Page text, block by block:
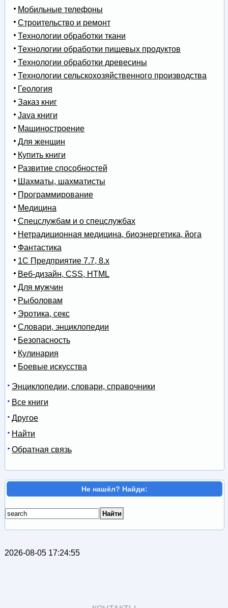
Мобильные телефоны
Строительство и ремонт
Технологии обработки ткани
Технологии обработки пищевых продуктов
Технологии обработки древесины
Технологии сельскохозяйственного производства
Геология
Заказ книг
Java книги
Машиностроение
Для женщин
Купить книги
Развитие способностей
Шахматы, шахматисты
Программирование
Медицина
Спецслужбам и о спецслужбах
Нетрадиционная медицина, биоэнергетика, йога
Фантастика
1С Предприятие 7.7, 8.x
Веб-дизайн, CSS, HTML
Для мужчин
Рыболовам
Эротика, секс
Словари, энциклопедии
Безопасность
Кулинария
Боевые искусства
Энциклопедии, словари, справочники
Все книги
Другое
Найти
Обратная связь
Не нашёл? Найди:
2026-08-05 17:24:55